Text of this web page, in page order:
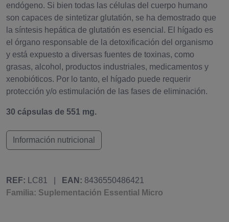
endógeno. Si bien todas las células del cuerpo humano
son capaces de sintetizar glutatión, se ha demostrado que
la síntesis hepática de glutatión es esencial. El hígado es
el órgano responsable de la detoxificación del organismo
y está expuesto a diversas fuentes de toxinas, como
grasas, alcohol, productos industriales, medicamentos y
xenobióticos. Por lo tanto, el hígado puede requerir
protección y/o estimulación de las fases de eliminación.
30 cápsulas de 551 mg.
Información nutricional
REF: LC81 EAN: 8436550486421
Familia: Suplementación Essential Micro